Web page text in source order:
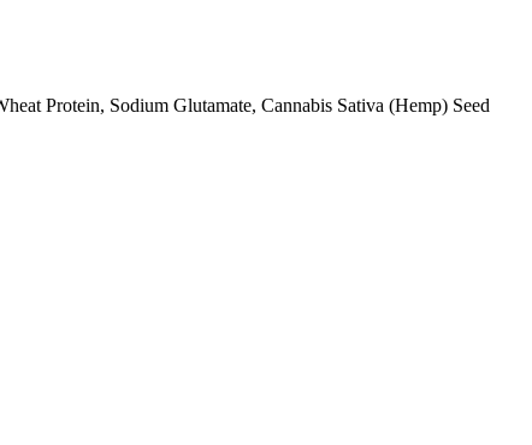
Protein, Sodium Glutamate, Cannabis Sativa (Hemp) Seed